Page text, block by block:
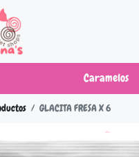
Caramelos
GLACITA FRESA X 6